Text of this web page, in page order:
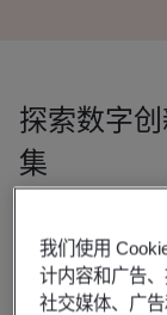
探索数字
集
是在利用数
网络研讨会
我们使用
计内容和广告
社交媒体、广